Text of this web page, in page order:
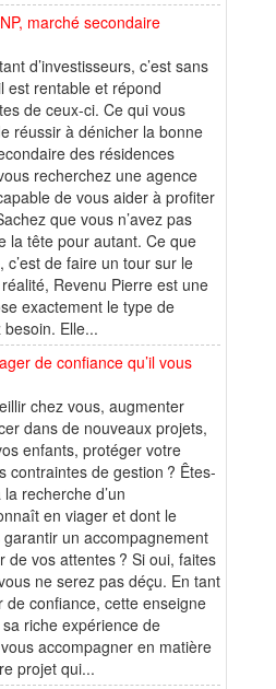
marché secondaire
d’investisseurs, c’est sans
est rentable et répond
de ceux-ci. Ce qui vous
réussir à dénicher la bonne
des résidences
recherchez une agence
de vous aider à profiter
que vous n’avez pas
la tête pour autant. Ce que
c’est de faire un tour sur le
Revenu Pierre est une
exactement le type de
Elle...
de confiance qu’il vous
chez vous, augmenter
dans de nouveaux projets,
enfants, protéger votre
contraintes de gestion ? Êtes-
recherche d’un
en viager et dont le
un accompagnement
de vos attentes ? Si oui, faites
ne serez pas déçu. En tant
confiance, cette enseigne
riche expérience de
accompagner en matière
projet qui...